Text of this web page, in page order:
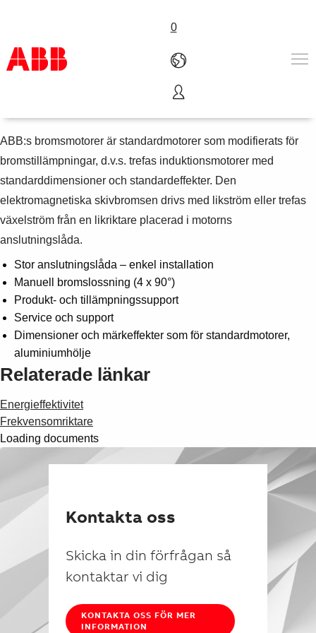
0
Produkter och tjänster
Om ABB
Här kan du köpa
Kontakta oss
Karriär på ABB
ABB:s bromsmotorer är standardmotorer som modifierats för
bromstillämpningar, d.v.s. trefas induktionsmotorer med
standarddimensioner och standardeffekter. Den
elektromagnetiska skivbromsen drivs med likström eller trefas
växelström från en likriktare placerad i motorns
anslutningslåda.
Stor anslutningslåda – enkel installation
Manuell bromslossning (4 x 90°)
Produkt- och tillämpningssupport
Service och support
Dimensioner och märkeffekter som för standardmotorer,
aluminiumhölje
Relaterade länkar
Energieffektivitet
Frekvensomriktare
Loading documents
Kontakta oss
Skicka in din förfrågan så
kontaktar vi dig
KONTAKTA OSS FÖR MER
INFORMATION